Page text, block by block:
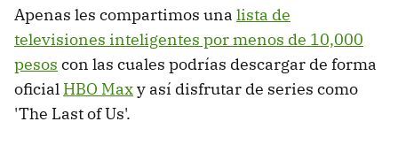
Apenas les compartimos una lista de
televisiones inteligentes por menos de 10,000
pesos con las cuales podrías descargar de forma
oficial HBO Maxy así disfrutar de series como
'The Last of Us'.